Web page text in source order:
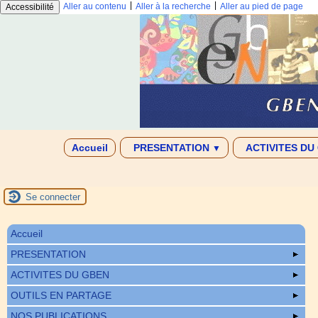
Accessibilité Aller au contenu Aller à la recherche Aller au pied de page
Accueil PRESENTATION ▼ ACTIVITES DU
Se connecter
Accueil
PRESENTATION
ACTIVITES DU GBEN
OUTILS EN PARTAGE